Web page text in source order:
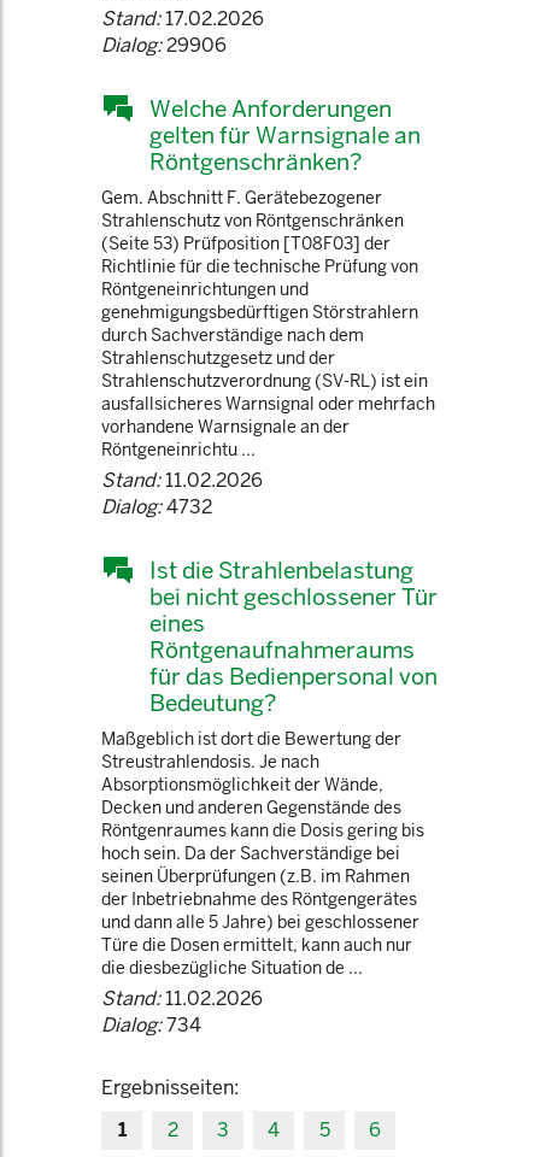
Stand:17.02.2026
Dialog:29906
Welche Anforderungen
gelten für Warnsignale an
Röntgenschränken?
Gem. Abschnitt F. Gerätebezogener
Strahlenschutz von Röntgenschränken
(Seite 53) Prüfposition [T08F03] der
Richtlinie für die technische Prüfung von
Röntgeneinrichtungen und
genehmigungsbedürftigen Störstrahlern
durch Sachverständige nach dem
Strahlenschutzgesetz und der
Strahlenschutzverordnung (SV-RL) ist ein
ausfallsicheres Warnsignal oder mehrfach
vorhandene Warnsignale an der
Röntgeneinrichtu ...
Stand:11.02.2026
Dialog:4732
Ist die Strahlenbelastung
bei nicht geschlossener Tür
eines
Röntgenaufnahmeraums
für das Bedienpersonal von
Bedeutung?
Maßgeblich ist dort die Bewertung der
Streustrahlendosis. Je nach
Absorptionsmöglichkeit der Wände,
Decken und anderen Gegenstände des
Röntgenraumes kann die Dosis gering bis
hoch sein. Da der Sachverständige bei
seinen Überprüfungen (z.B. im Rahmen
der Inbetriebnahme des Röntgengerätes
und dann alle 5 Jahre) bei geschlossener
Türe die Dosen ermittelt, kann auch nur
die diesbezügliche Situation de ...
Stand:11.02.2026
Dialog:734
Ergebnisseiten:
1
2 3 4 5
6